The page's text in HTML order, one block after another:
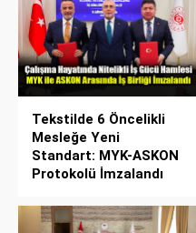
Tekstilde 6 Öncelikli
Mesleğe Yeni
Standart: MYK-ASKON
Protokolü İmzalandı